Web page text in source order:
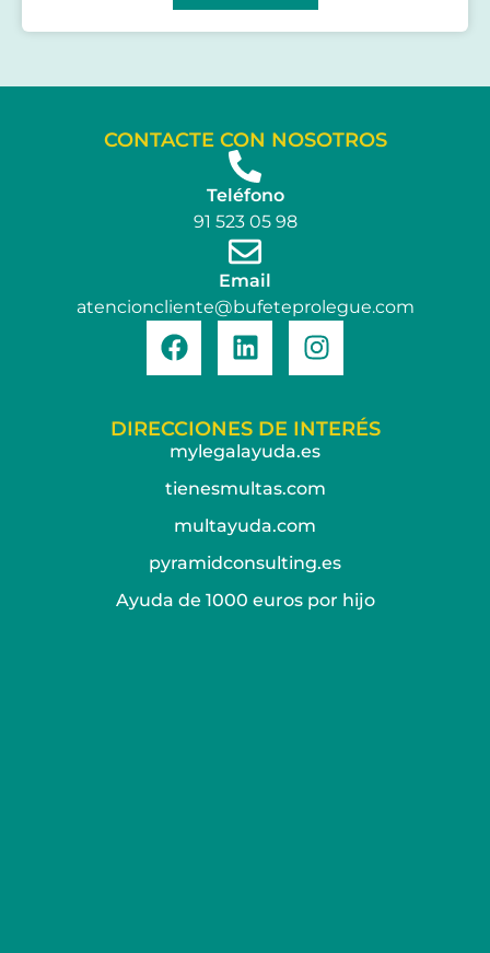
CONTACTE CON NOSOTROS
Teléfono
91 523 05 98
Email
atencioncliente@bufeteprolegue.com
DIRECCIONES DE INTERÉS
mylegalayuda.es
tienesmultas.com
multayuda.com
pyramidconsulting.es
Ayuda de 1000 euros por hijo